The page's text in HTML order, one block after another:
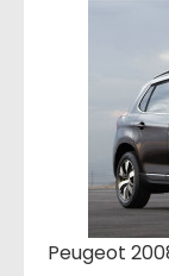
Peugeot